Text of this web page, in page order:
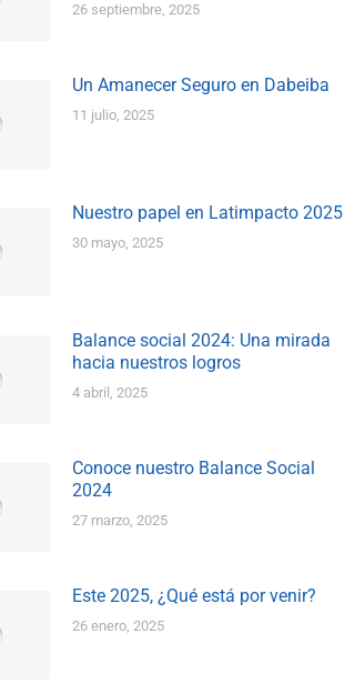
26 septiembre, 2025
Un Amanecer Seguro en Dabeiba
11 julio, 2025
Nuestro papel en Latimpacto 2025
30 mayo, 2025
Balance social 2024: Una mirada
hacia nuestros logros
4 abril, 2025
Conoce nuestro Balance Social
2024
27 marzo, 2025
Este 2025, ¿Qué está por venir?
26 enero, 2025